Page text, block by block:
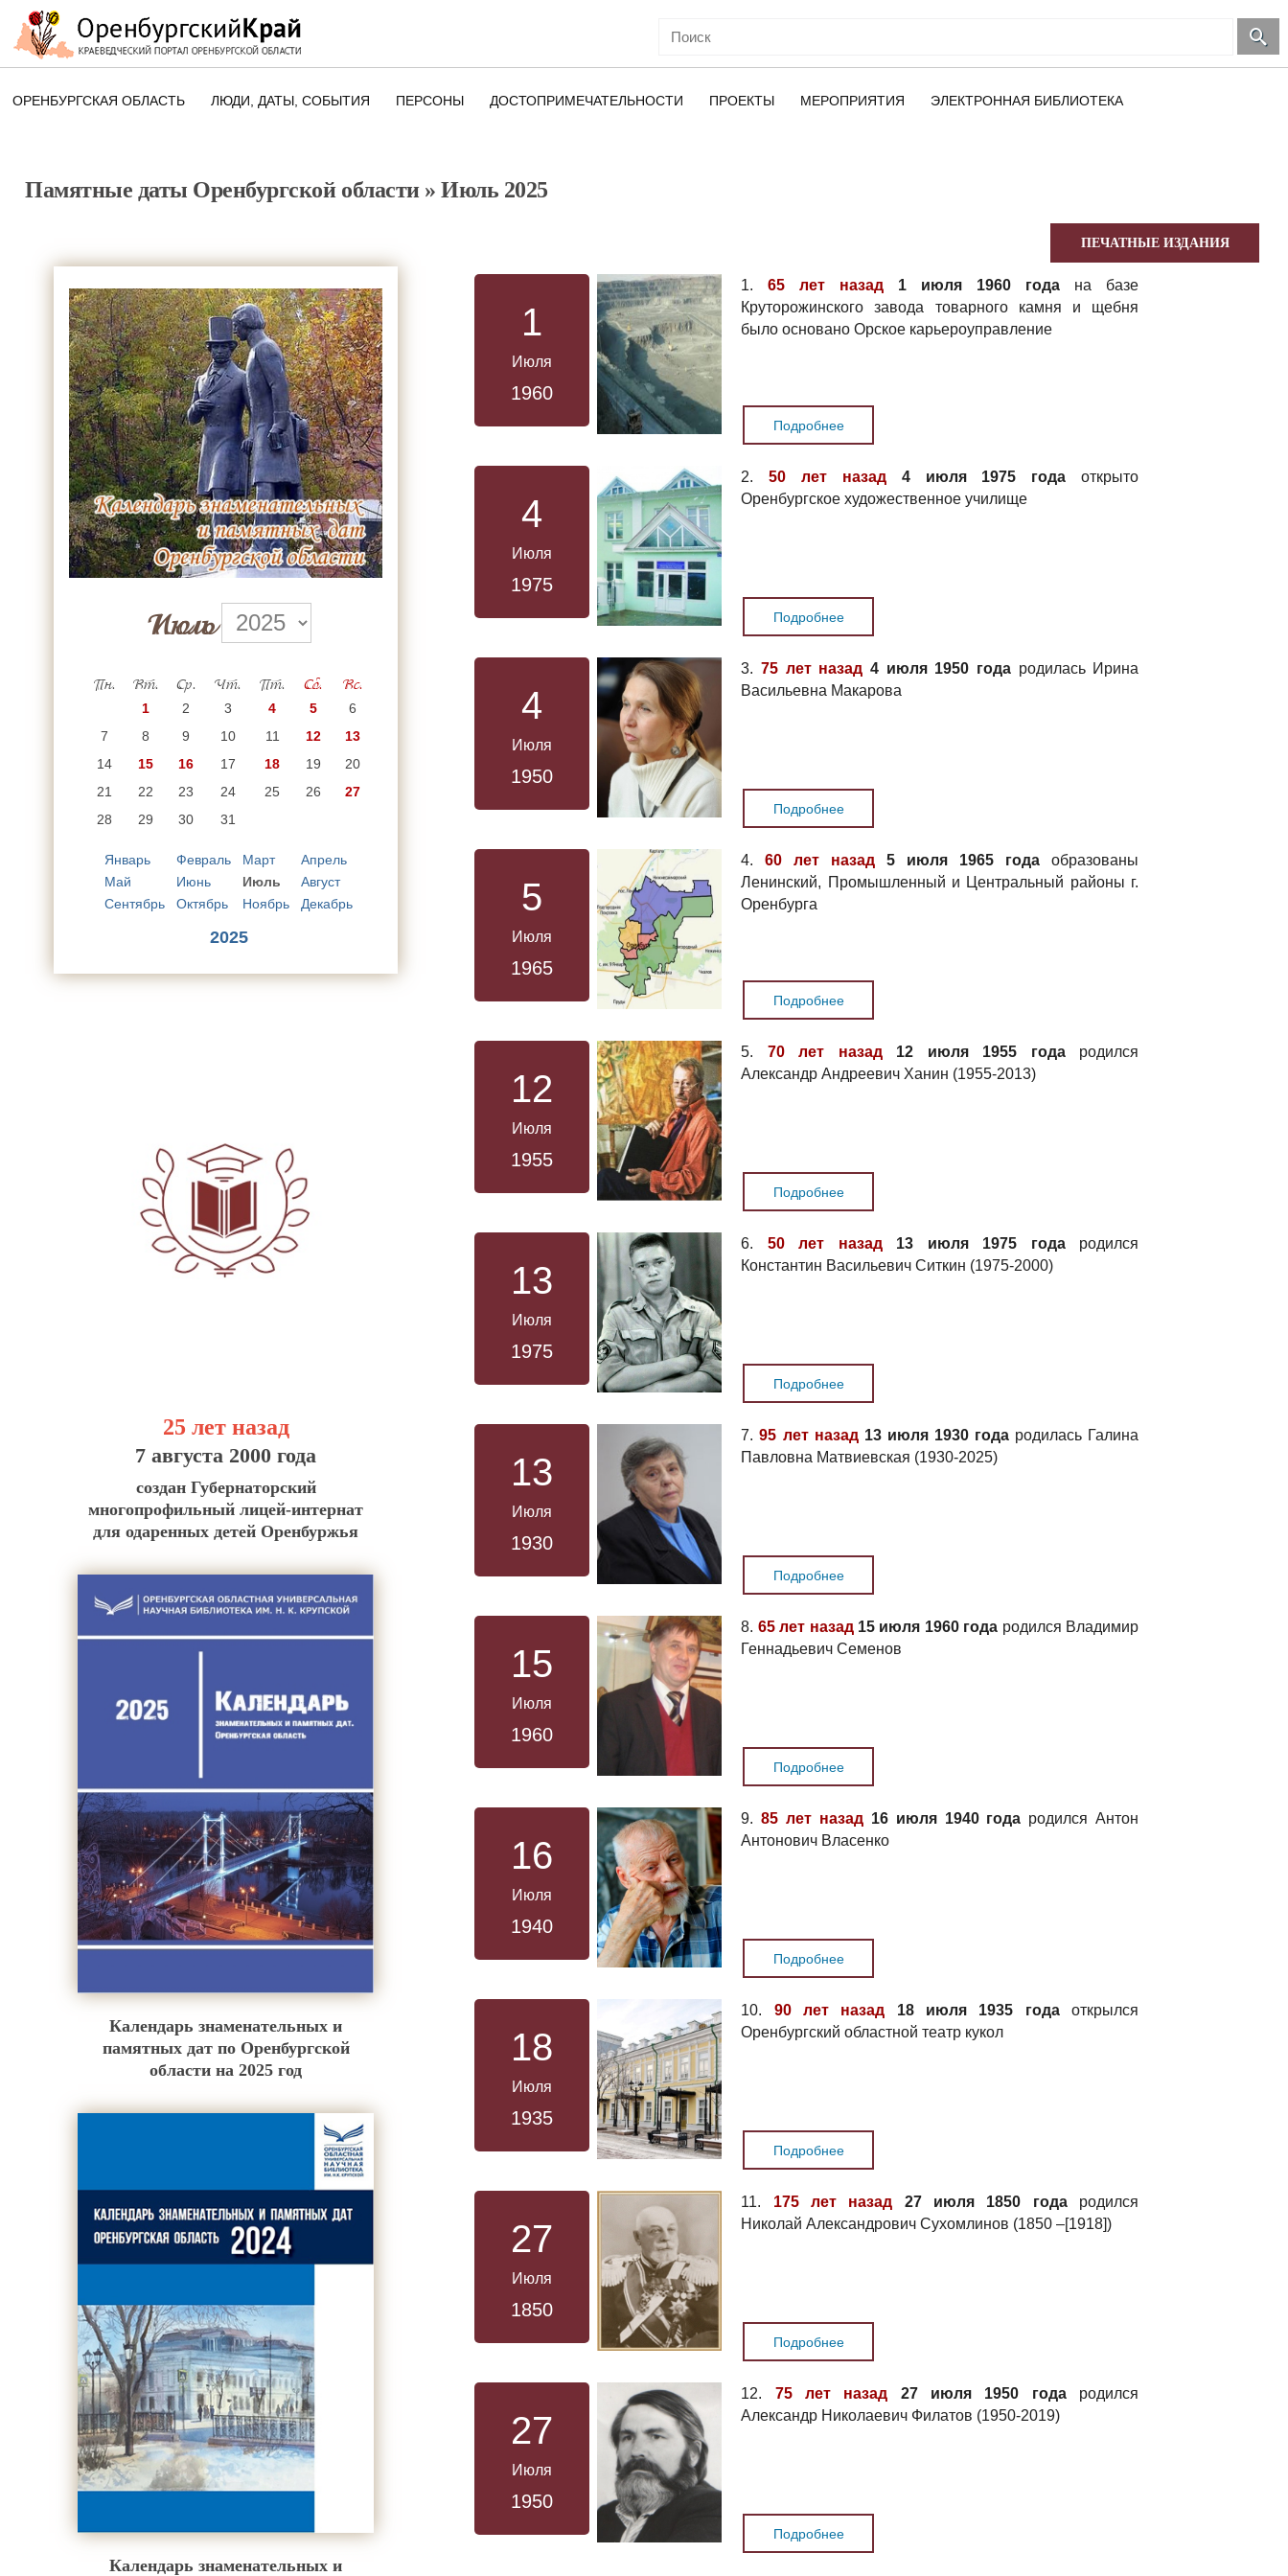
ОРЕНБУРГСКАЯ ОБЛАСТЬ ЛЮДИ, ДАТЫ, CОБЫТИЯ
ПАМЯТНЫЕ ДАТЫ ОРЕНБУРГСКОЙ
ПЕРСОНЫ ДОСТОПРИМЕЧАТЕЛЬНОСТИ ПРОЕКТЫ МЕРОПРИЯТИЯ ЭЛЕКТРОННАЯ БИБЛИОТЕКА
Памятные даты Оренбургской области» Июль 2025
ПЕЧАТНЫЕ ИЗДАНИЯ
Июль
Пн. Вт. Ср. Чт. Пт. Сб. Вс.
1 2 3 4 5
6
7
8 9 10 11 12
13
14
15 16 17 18 19
20
21
22 23 24 25 26
27
28
29 30 31
Январь Февраль Март
Апрель
Май
Июнь Июль
Август
Сентябрь
Октябрь Ноябрь Декабрь
2025
25 лет назад
7 августа 2000 года
создан Губернаторский
многопрофильный лицей-интернат
для одаренных детей Оренбуржья
Календарь знаменательных и
памятных дат по Оренбургской
области на 2025 год
Календарь знаменательных и
1
Июля
1960
1.65 лет назад 1 июля 1960 года на базе
Круторожинского завода товарного камня и щебня
было основано Орское карьероуправление
Подробнее
4
Июля
1975
2.50 лет назад4 июля 1975 года открыто
Оренбургское художественное училище
Подробнее
4
Июля
1950
3. 75 лет назад 4 июля 1950 годародилась Ирина
Васильевна Макарова
Подробнее
5
Июля
1965
4.60 лет назад 5 июля 1965 годаобразованы
Ленинский, Промышленный и Центральный районы г.
Оренбурга
Подробнее
12
Июля
1955
5. 70 лет назад12 июля 1955 годародился
Александр Андреевич Ханин (1955-2013)
Подробнее
13
Июля
1975
6. 50 лет назад13 июля 1975 годародился
Константин Васильевич Ситкин (1975-2000)
Подробнее
13
Июля
1930
7.95 лет назад13 июля 1930 годародилась Галина
Павловна Матвиевская (1930-2025)
Подробнее
15
Июля
1960
8. 65 лет назад15 июля 1960 года родился Владимир
Геннадьевич Семенов
Подробнее
16
Июля
1940
9.85 лет назад16 июля 1940 года родился Антон
Антонович Власенко
Подробнее
18
Июля
1935
10. 90 лет назад 18 июля 1935 годаоткрылся
Оренбургский областной театр кукол
Подробнее
27
Июля
1850
11. 175 лет назад 27 июля 1850 годародился
Николай Александрович Сухомлинов (1850 –[1918])
Подробнее
27
Июля
1950
12. 75 лет назад 27 июля 1950 годародился
Александр Николаевич Филатов (1950-2019)
Подробнее